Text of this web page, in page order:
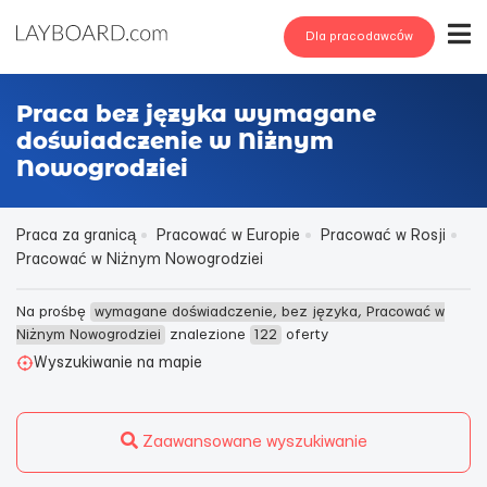
Dla pracodawców
Praca bez języka wymagane
doświadczenie w Niżnym
Nowogrodzieі
Praca za granicą Pracować w Europie
Pracować w Rosji
Pracować w Niżnym Nowogrodzieі
Na prośbę wymagane doświadczenie, bez języka, Pracować w
Niżnym Nowogrodzieі
znalezione 122
oferty
Wyszukiwanie na mapie
Zaawansowane wyszukiwanie